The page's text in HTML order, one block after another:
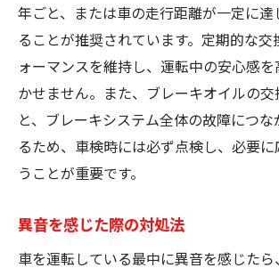
年ごと、または車の走行距離が一定に
ることが推奨されています。定期的な交
ォーマンスを維持し、運転中の安心感
かせません。また、ブレーキオイルの
と、ブレーキシステム全体の故障につ
るため、車検時には必ず点検し、必要
うことが重要です。
異音を感じた際の対処法
車を運転している最中に異音を感じた